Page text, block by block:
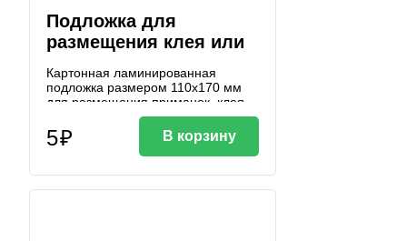
Подложка для
размещения клея или
Картонная ламинированная
подложка размером 110х170 мм
для размещения приманок, клея
5₽ В корзину